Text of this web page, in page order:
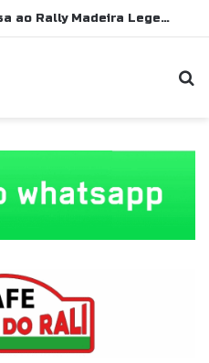
Patrick Snijers regressa ao Rally Madeira Legend com Ford Sierra RS Cosworth